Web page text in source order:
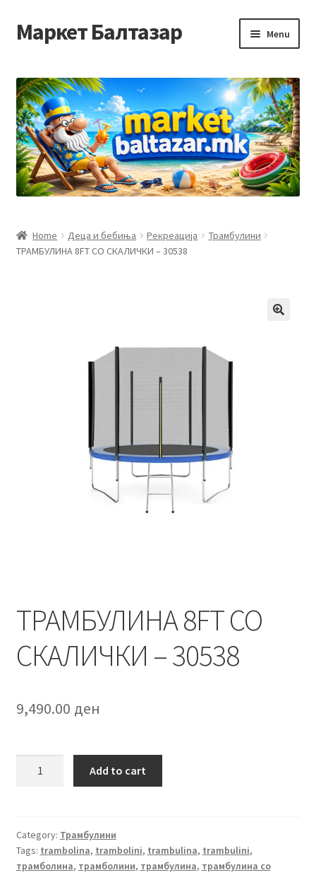
Skip
to
Skip
to
Маркет Балтазар Menu
Checkout
Homepage
Privacy Policy
Контакт
Сите производи
Услови за користење
Home Деца и бебиња Рекреација
Трамбулини
ТРАМБУЛИНА 8FT СО СКАЛИЧКИ – 30538
ТРАМБУЛИНА 8FT СО
СКАЛИЧКИ – 30538
9,490.00 ден
-
30538
quantity
Add to cart
Category: Трамбулини
Tags: trambolina, trambolini, trambulina, trambulini,
трамболина, трамболини, трамбулина, трамбулина со